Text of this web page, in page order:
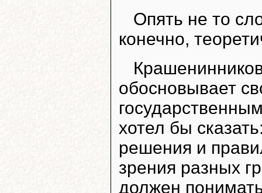
Опять не то
конечно,
обосновывает
хотел бы
решения и
зрения разных
должен